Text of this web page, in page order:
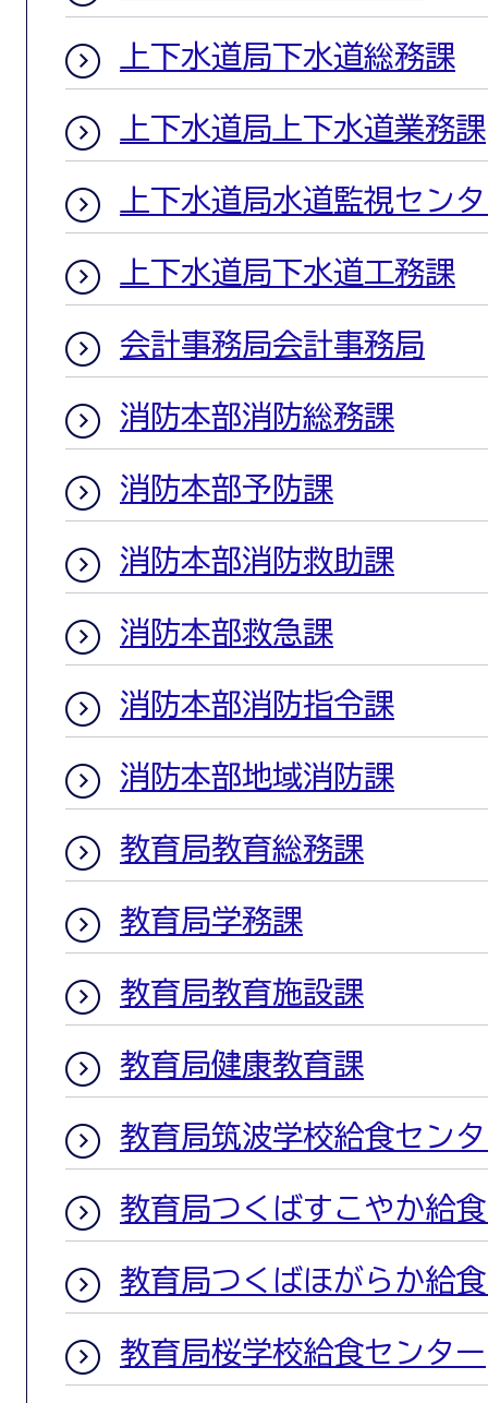
上下水道局下水道総務課
上下水道局上下水道業務課
上下水道局水道監視セン
上下水道局下水道工務課
会計事務局会計事務局
消防本部消防総務課
消防本部予防課
消防本部消防救助課
消防本部救急課
消防本部消防指令課
消防本部地域消防課
教育局教育総務課
教育局学務課
教育局教育施設課
教育局健康教育課
教育局筑波学校給食セン
教育局つくばすこやか給
教育局つくばほがらか給
教育局桜学校給食センター